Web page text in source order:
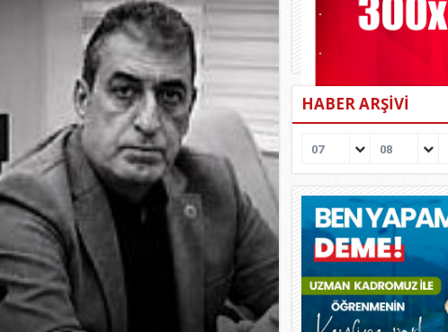
HABER ARŞİVİ
07 08